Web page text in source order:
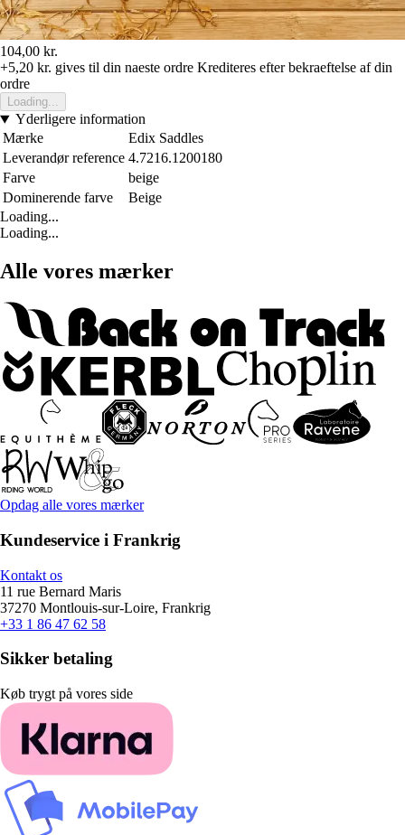
104,00 kr.
+5,20 kr. gives til din naeste ordre Krediteres efter bekraeftelse af din
ordre
Loading...
Yderligere information
Mærke
Edix Saddles
Leverandør reference 4.7216.1200180
Farve
beige
Dominerende farve
Beige
Loading...
Loading...
Alle vores mærker
Opdag alle vores mærker
Kundeservice i Frankrig
Kontakt os
11 rue Bernard Maris
37270 Montlouis-sur-Loire, Frankrig
+33 1 86 47 62 58
Sikker betaling
Køb trygt på vores side